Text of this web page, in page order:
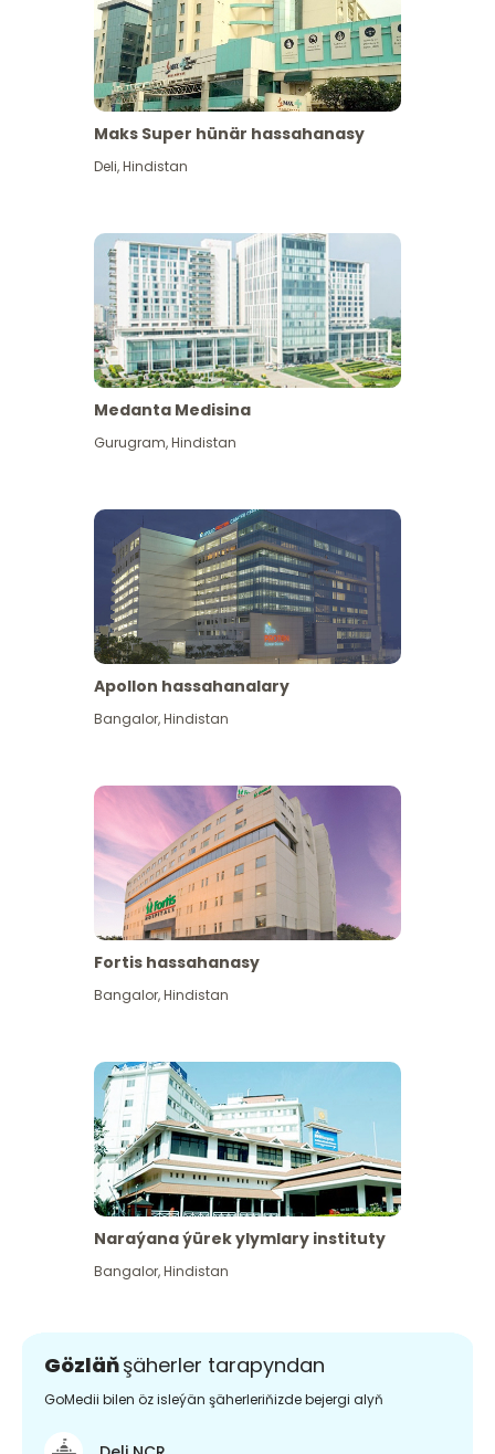
Has giňişleýin gör
Maks Super hünär hassahanasy
Deli,Hindistan
Medanta Medisina
Gurugram,Hindistan
Apollon hassahanalary
Bangalor,Hindistan
Fortis hassahanasy
Bangalor,Hindistan
Naraýana ýürek ylymlary instituty
Bangalor,Hindistan
Gözläňşäherler tarapyndan
GoMedii bilen öz isleýän şäherleriňizde bejergi alyň